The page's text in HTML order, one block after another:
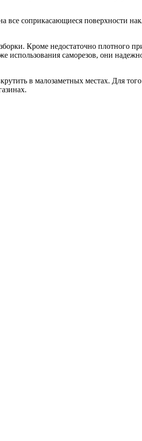
соприкасающиеся поверхности
Кроме недостаточно плотного
использования саморезов, они
в малозаметных местах. Для